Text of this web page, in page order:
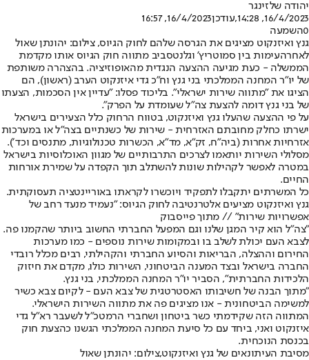
יהודה שלזינגר
16/4/2023, 14:28
,עודכן16/4/2023, 16:57
0השמעה
גנץ ואיזנקוט מציגים את הגרסה שלהם לחוק הגיוס, צילום: יהונתן שאול
לאחרהעימות בין סמוטריץ' וגלנטסביב מתווה חוק הגיוס אותו מקדמת
הממשלה - כעת מגיעה ההצעה הנגדית מהאופוזיציה. בהצהרה משותפת
של יו"ר המחנה הממלכתי בני גנץ וח"כ גדי איזנקוט הערב (ראשון), הם
הציגו את "מתווה שירות ישראלי". בליכוד פסלו: "עדיין אין הסכמות, הצעתו
של בני גנץ דומה להצעת צה״ל שעומדת על הפרק".
על פי ההצעה שהעלו גנץ ואיזנקוט, בטווח הרחוק כלל הצעירים בישראל
ישרתו כחלק מחובתם האזרחית - שירות של כשנתיים בצה"ל או במערכות
אזרחיות אחרות (ביה״ח, זק״א, מד״א, הכשרות טכנולוגיות, מתנסים וכד׳).
מסלולי השירות יותאמו לצרכים התרבותיים של מגוון האוכלוסיות בישראל
במטרה לאפשר לקהילות שונות להשתלב תוך הקפדה על שמירת אורחות
החיים.
כל המשרתים יתקבלו לתפקיד ויוכשרו לקראתו באוריינטציה תעסוקתית.
גנץ ואיזנקוט מציעים אלטרנטיבה לחוק הגיוס: "נעמיד מנעד רחב של
אפשרויות שירות" // מתוך פייסבוק
"צה"ל הוא קיר המגן שלנו וגם המפעל החברתי החשוב ביותר שהקמנו פה.
לצבא העם יכולת לשלב בו ובמקומות שירות נוספים - כמו מערכות
החירום וההצלה, הבריאות והסיוע החברתי והקהילתי, רבים מכלל רובדי
החברה בישראל ובצד המענה הביטחוני, השירות כולו, מקדם את חיזוק
הלכידות החברתית", הסביר יו"ר המחנה הממלכתי, בני גנץ.
"מתוך הבנה של חשיבותו האסטרטגית של צבא העם - לקיום צבא כשיר
למשימה הביטחונית - אנו מציגים פה את מתווה השירות הישראלי.
המתווה הזה שקידמתי כשר ביטחון ושחברי הרמטכ"ל לשעבר רא"ל גדי
איזנקוט ואני, ביחד עם כל סיעת המחנה הממלכתי הגשנו כהצעת חוק
בכנסת הנוכחית.
מסיבת העיתונאים של גנץ ואיזנקוט,צילום: יהונתן שאול